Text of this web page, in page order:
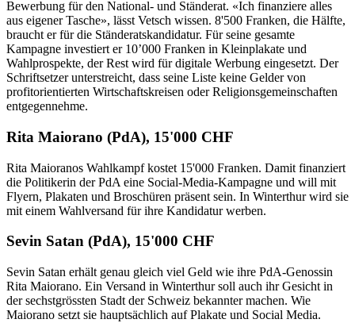
Bewerbung für den National- und Ständerat. «Ich finanziere alles
aus eigener Tasche», lässt Vetsch wissen. 8'500 Franken, die Hälfte,
braucht er für die Ständeratskandidatur. Für seine gesamte
Kampagne investiert er 10’000 Franken in Kleinplakate und
Wahlprospekte, der Rest wird für digitale Werbung eingesetzt. Der
Schriftsetzer unterstreicht, dass seine Liste keine Gelder von
profitorientierten Wirtschaftskreisen oder Religionsgemeinschaften
entgegennehme.
Rita Maiorano (PdA), 15'000 CHF
Rita Maioranos Wahlkampf kostet 15'000 Franken. Damit finanziert
die Politikerin der PdA eine Social-Media-Kampagne und will mit
Flyern, Plakaten und Broschüren präsent sein. In Winterthur wird sie
mit einem Wahlversand für ihre Kandidatur werben.
Sevin Satan (PdA), 15'000 CHF
Sevin Satan erhält genau gleich viel Geld wie ihre PdA-Genossin
Rita Maiorano. Ein Versand in Winterthur soll auch ihr Gesicht in
der sechstgrössten Stadt der Schweiz bekannter machen. Wie
Maiorano setzt sie hauptsächlich auf Plakate und Social Media.